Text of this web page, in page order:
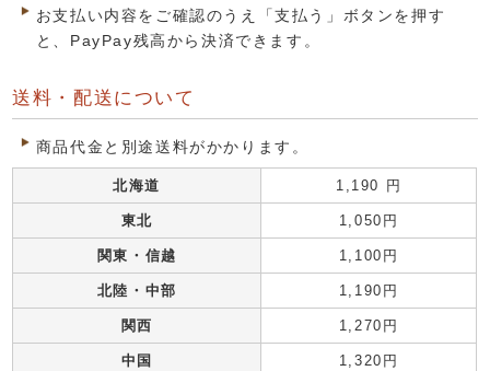
お支払い内容をご確認のうえ「支払う」ボタンを押す
と、PayPay残高から決済できます。
送料・配送について
商品代金と別途送料がかかります。
北海道 1,190 円
東北 1,050円
関東・信越 1,100円
北陸・中部 1,190円
関西 1,270円
中国 1,320円